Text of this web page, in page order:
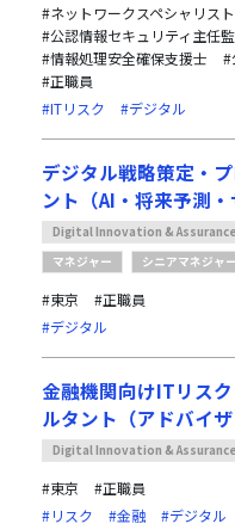
#ネットワークスペシャリスト
#公認情報セキュリティ主任
#情報処理安全確保支援士
#
#正職員
#ITリスク
#デジタル
デジタル戦略策定・
ント（AI・将来予測・
Digital Innovation & Assurance
マネジャー
シニアマネジャー
#東京
#正職員
#デジタル
金融機関向けITリス
ルタント（アドバイザ
Digital Innovation & Assurance
#東京
#正職員
#リスク
#金融 #デジタル